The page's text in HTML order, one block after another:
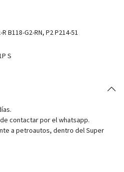
B118-G2-RN, P2 P214-51
S
contactar por el whatsapp.
a petroautos, dentro del Super